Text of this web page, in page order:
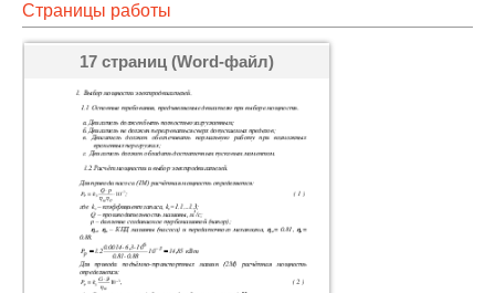
Страницы работы
17 страниц (Word-файл)